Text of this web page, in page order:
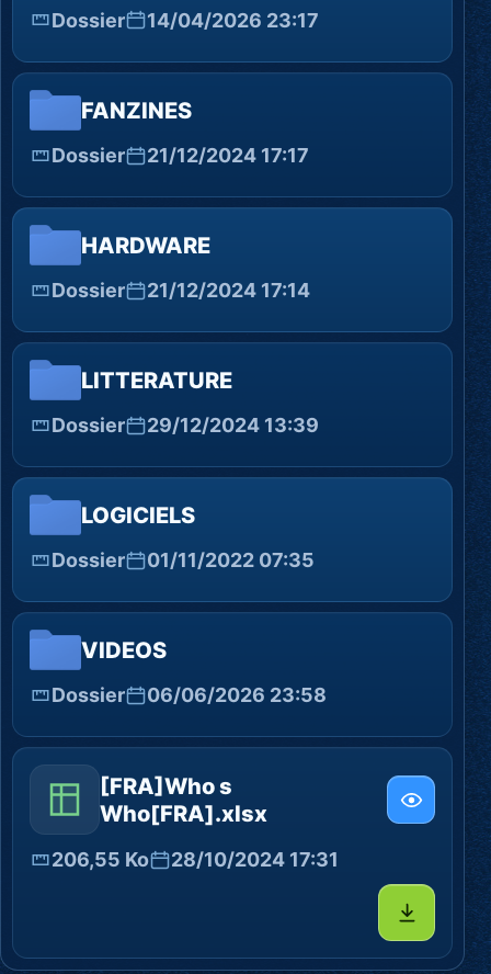
Dossier 14/04/2026 23:17
FANZINES
Dossier 21/12/2024 17:17
HARDWARE
Dossier 21/12/2024 17:14
LITTERATURE
Dossier 29/12/2024 13:39
LOGICIELS
Dossier 01/11/2022 07:35
VIDEOS
Dossier 06/06/2026 23:58
[FRA]Who s
Who[FRA].xlsx
206,55 Ko 28/10/2024 17:31